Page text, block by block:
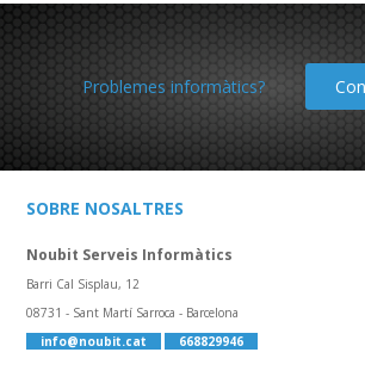
Problemes informàtics?
SOBRE NOSALTRES
Noubit Serveis Informàtics
Barri Cal Sisplau, 12
08731 - Sant Martí Sarroca - Barcelona
info@noubit.cat
668829946